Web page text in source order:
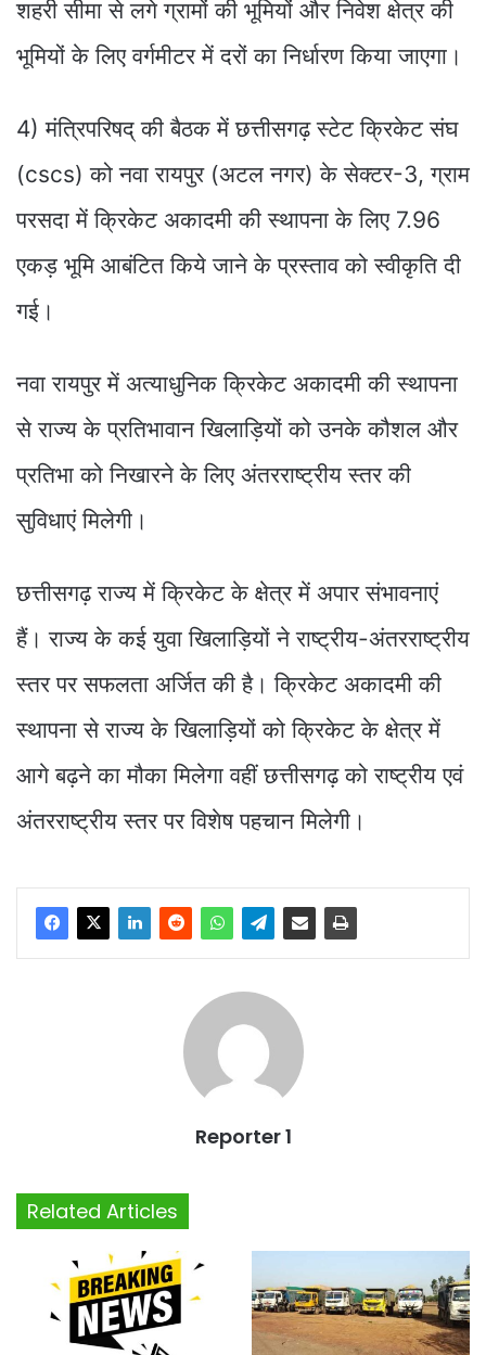
शहरी सीमा से लगे ग्रामों की भूमियों और निवेश क्षेत्र की
भूमियों के लिए वर्गमीटर में दरों का निर्धारण किया जाएगा।
4) मंत्रिपरिषद् की बैठक में छत्तीसगढ़ स्टेट क्रिकेट संघ
(cscs) को नवा रायपुर (अटल नगर) के सेक्टर-3, ग्राम
परसदा में क्रिकेट अकादमी की स्थापना के लिए 7.96
एकड़ भूमि आबंटित किये जाने के प्रस्ताव को स्वीकृति दी
गई।
नवा रायपुर में अत्याधुनिक क्रिकेट अकादमी की स्थापना
से राज्य के प्रतिभावान खिलाड़ियों को उनके कौशल और
प्रतिभा को निखारने के लिए अंतरराष्ट्रीय स्तर की
सुविधाएं मिलेगी।
छत्तीसगढ़ राज्य में क्रिकेट के क्षेत्र में अपार संभावनाएं
हैं। राज्य के कई युवा खिलाड़ियों ने राष्ट्रीय-अंतरराष्ट्रीय
स्तर पर सफलता अर्जित की है। क्रिकेट अकादमी की
स्थापना से राज्य के खिलाड़ियों को क्रिकेट के क्षेत्र में
आगे बढ़ने का मौका मिलेगा वहीं छत्तीसगढ़ को राष्ट्रीय एवं
अंतरराष्ट्रीय स्तर पर विशेष पहचान मिलेगी।
Reporter 1
Related Articles